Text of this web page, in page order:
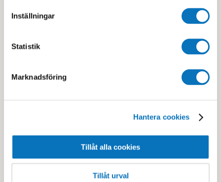
Inställningar
Statistik
Marknadsföring
Hantera cookies
Tillåt alla cookies
Tillåt urval
Hos oss kan hela familjen
Träning på Lögarängsbadet
Vi vill ge dig alla förutsättningar att lyckas i din träning så att